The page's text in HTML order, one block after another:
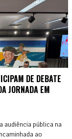
DE DEBATE
JORNADA EM
audiência pública na
ao